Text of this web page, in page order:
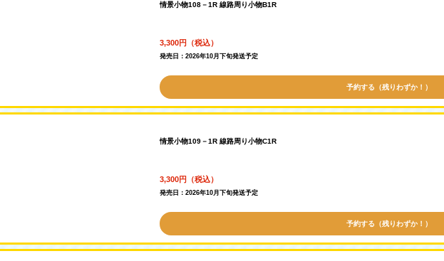
情景小物108－1R 線路周り小物B1R
3,300円（税込）
発売日：2026年10月下旬発送予定
予約する（残りわずか！）
情景小物109－1R 線路周り小物C1R
3,300円（税込）
発売日：2026年10月下旬発送予定
予約する（残りわずか！）